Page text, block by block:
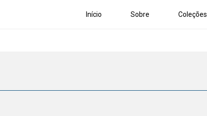
Início Sobre Coleções